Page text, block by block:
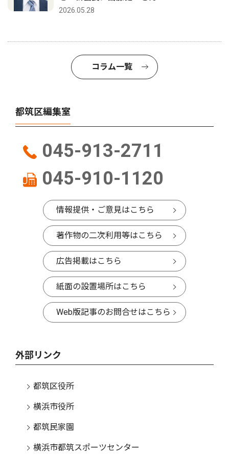
2026.05.28
コラム一覧
都筑区編集室
045-913-2711
045-910-1120
情報提供・ご意見はこちら
著作物の二次利用等はこちら
広告掲載はこちら
紙面の設置場所はこちら
Web版記事のお問合せはこちら
外部リンク
都筑区役所
横浜市役所
都筑民家園
横浜市都筑スポーツセンター